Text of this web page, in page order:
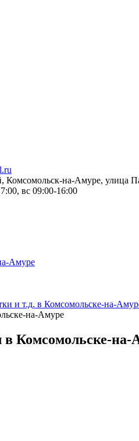
Комсомольск-на-Амуре, улица
вс 09:00-16:00
Амуре
и т.д. в Комсомольске-на-
на-Амуре
Комсомольске-на-